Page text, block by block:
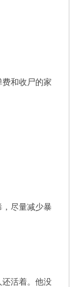
和收尸的家
尽量减少暴
活着。他没